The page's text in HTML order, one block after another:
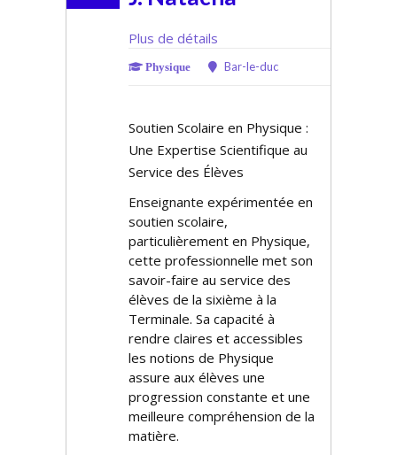
Plus de détails
Physique Bar-le-duc
Soutien Scolaire en Physique :
Une Expertise Scientifique au
Service des Élèves
Enseignante expérimentée en
soutien scolaire,
particulièrement en Physique,
cette professionnelle met son
savoir-faire au service des
élèves de la sixième à la
Terminale. Sa capacité à
rendre claires et accessibles
les notions de Physique
assure aux élèves une
progression constante et une
meilleure compréhension de la
matière.